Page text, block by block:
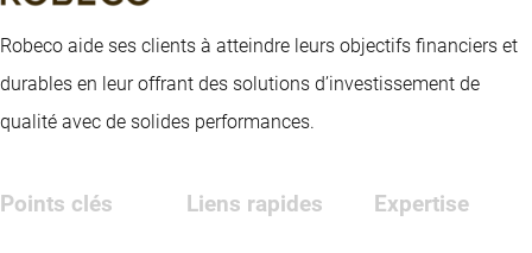
Robeco aide ses clients à atteindre leurs objectifs financiers et
durables en leur offrant des solutions d’investissement de
qualité avec de solides performances.
Points clés Liens rapides Expertise